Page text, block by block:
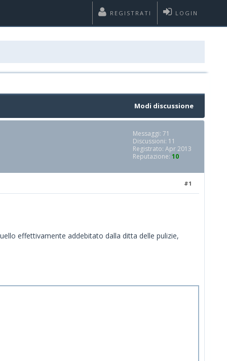
LOGIN
REGISTRATI
Modi discussione
Messaggi: 71
Discussioni: 11
Registrato: Apr 2013
Reputazione: 10
#1
effettivamente addebitato dalla ditta delle pulizie,